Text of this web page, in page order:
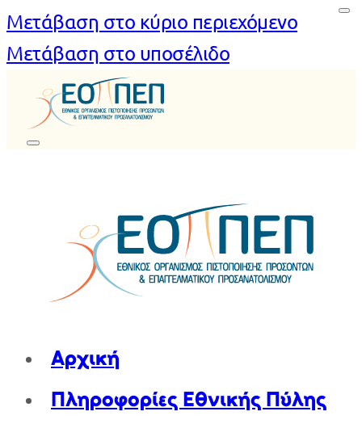
Μετάβαση στο κύριο περιεχόμενο
Μετάβαση στο υποσέλιδο
Αρχική
Πληροφορίες Εθνικής Πύλης